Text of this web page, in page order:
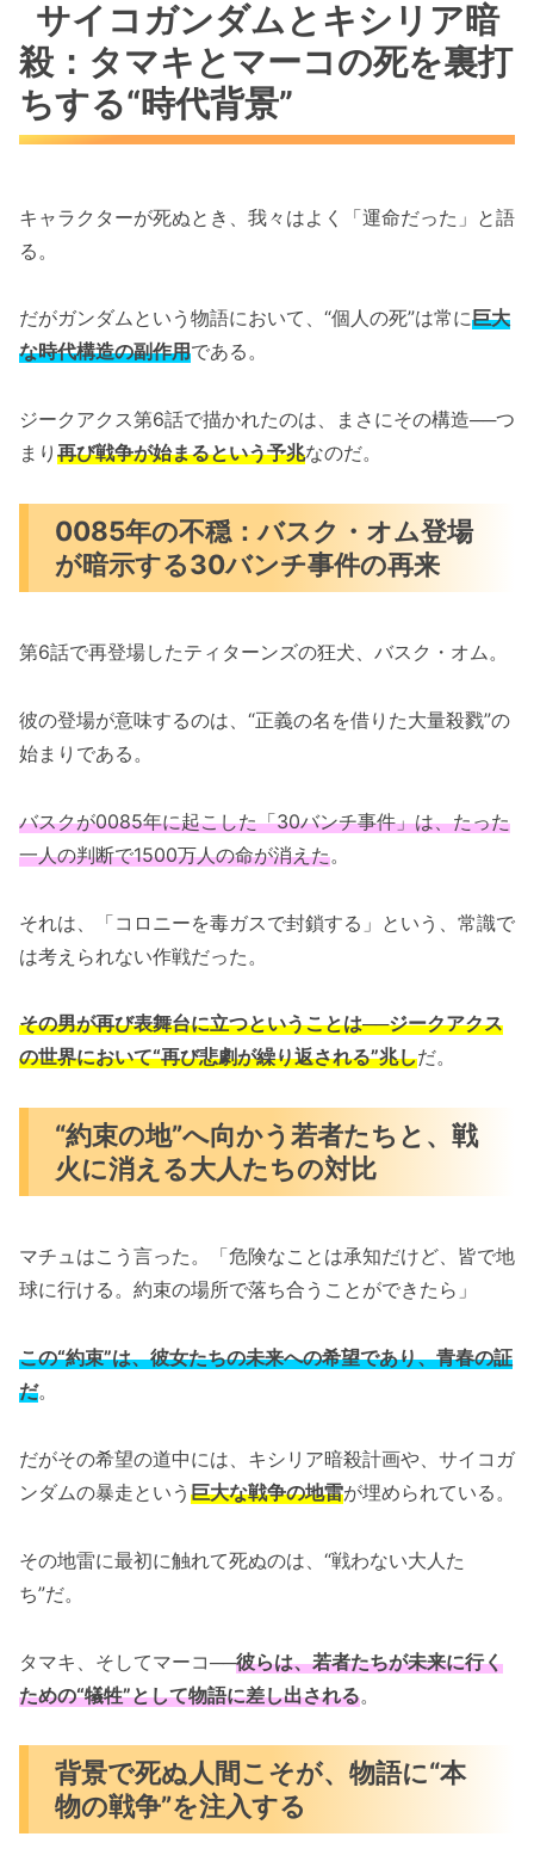
サイコガンダムとキシリア暗
殺：タマキとマーコの死を裏打
ちする“時代背景”
キャラクターが死ぬとき、我々はよく「運命だった」と語
る。
だがガンダムという物語において、“個人の死”は常に巨大
な時代構造の副作用である。
ジークアクス第6話で描かれたのは、まさにその構造──つ
まり 再び戦争が始まるという予兆なのだ。
0085年の不穏：バスク・オム登場
が暗示する30バンチ事件の再来
第6話で再登場したティターンズの狂犬、バスク・オム。
彼の登場が意味するのは、“正義の名を借りた大量殺戮”の
始まりである。
バスクが0085年に起こした「30バンチ事件」は、たった
一人の判断で1500万人の命が消えた。
それは、「コロニーを毒ガスで封鎖する」という、常識で
は考えられない作戦だった。
その男が再び表舞台に立つということは──ジークアクス
の世界において“再び悲劇が繰り返される”兆しだ。
“約束の地”へ向かう若者たちと、戦
火に消える大人たちの対比
マチュはこう言った。「危険なことは承知だけど、皆で地
球に行ける。約束の場所で落ち合うことができたら」
この“約束”は、彼女たちの未来への希望であり、青春の証
だ。
だがその希望の道中には、キシリア暗殺計画や、サイコガ
ンダムの暴走という 巨大な戦争の地雷が埋められている。
その地雷に最初に触れて死ぬのは、“戦わない大人た
ち”だ。
タマキ、そしてマーコ──彼らは、若者たちが未来に行く
ための“犠牲”として物語に差し出される。
背景で死ぬ人間こそが、物語に“本
物の戦争”を注入する